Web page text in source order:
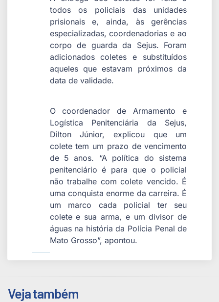
todos os policiais das unidades
prisionais e, ainda, às gerências
especializadas, coordenadorias e ao
corpo de guarda da Sejus. Foram
adicionados coletes e substituídos
aqueles que estavam próximos da
data de validade.
O coordenador de Armamento e
Logística Penitenciária da Sejus,
Dilton Júnior, explicou que um
colete tem um prazo de vencimento
de 5 anos. “A política do sistema
penitenciário é para que o policial
não trabalhe com colete vencido. É
uma conquista enorme da carreira. É
um marco cada policial ter seu
colete e sua arma, e um divisor de
águas na história da Polícia Penal de
Mato Grosso”, apontou.
Veja também